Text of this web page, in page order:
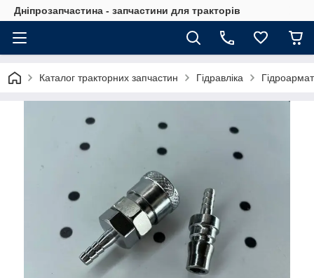
Дніпрозапчастина - запчастини для тракторів
Каталог тракторних запчастин Гідравліка